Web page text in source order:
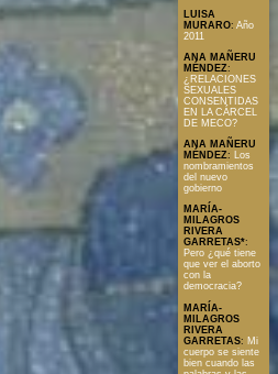
LUISA
MURARO: Año
2011
ANA MAÑERU
MÉNDEZ:
¿RELACIONES
SEXUALES
CONSENTIDAS
EN LA CÁRCEL
DE MECO?
ANA MAÑERU
MÉNDEZ: Los
nombramientos
del nuevo
gobierno
MARÍA-
MILAGROS
RIVERA
GARRETAS*:
Pero ¿qué tiene
que ver el aborto
con la
democracia?
MARÍA-
MILAGROS
RIVERA
GARRETAS: Mi
cuerpo se siente
bien cuando las